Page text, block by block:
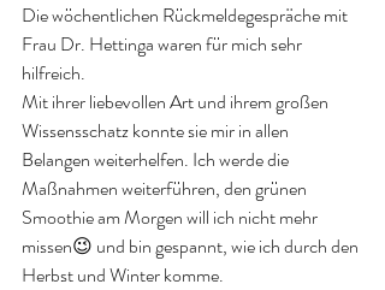
Die wöchentlichen Rückmeldegespräche mit
Frau Dr. Hettinga waren für mich sehr
hilfreich.
Mit ihrer liebevollen Art und ihrem großen
Wissensschatz konnte sie mir in allen
Belangen weiterhelfen. Ich werde die
Maßnahmen weiterführen, den grünen
Smoothie am Morgen will ich nicht mehr
missen😉 und bin gespannt, wie ich durch den
Herbst und Winter komme.